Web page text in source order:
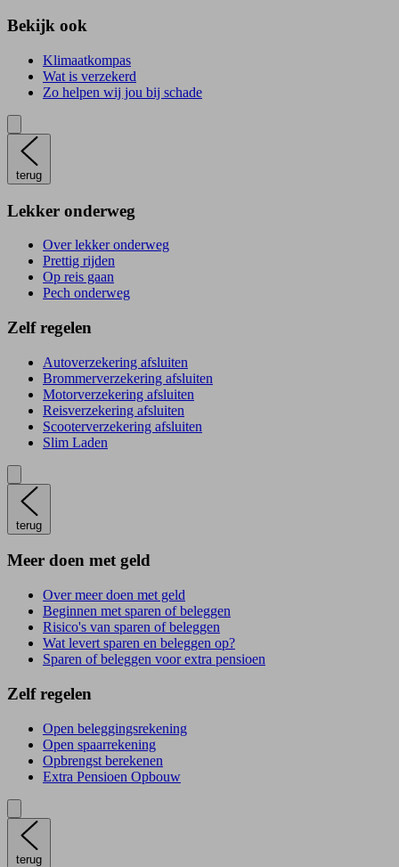
Bekijk ook
Klimaatkompas
Wat is verzekerd
Zo helpen wij jou bij schade
terug
Lekker onderweg
Over lekker onderweg
Prettig rijden
Op reis gaan
Pech onderweg
Zelf regelen
Autoverzekering afsluiten
Brommerverzekering afsluiten
Motorverzekering afsluiten
Reisverzekering afsluiten
Scooterverzekering afsluiten
Slim Laden
terug
Meer doen met geld
Over meer doen met geld
Beginnen met sparen of beleggen
Risico's van sparen of beleggen
Wat levert sparen en beleggen op?
Sparen of beleggen voor extra pensioen
Zelf regelen
Open beleggingsrekening
Open spaarrekening
Opbrengst berekenen
Extra Pensioen Opbouw
terug